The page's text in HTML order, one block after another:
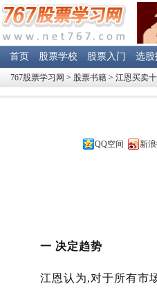
首页 股票学校 股票入门 选股
767股票学习网 > 股票书籍 > 江恩买卖
QQ空间 新
一 决定趋势
江恩认为,对于所有市场